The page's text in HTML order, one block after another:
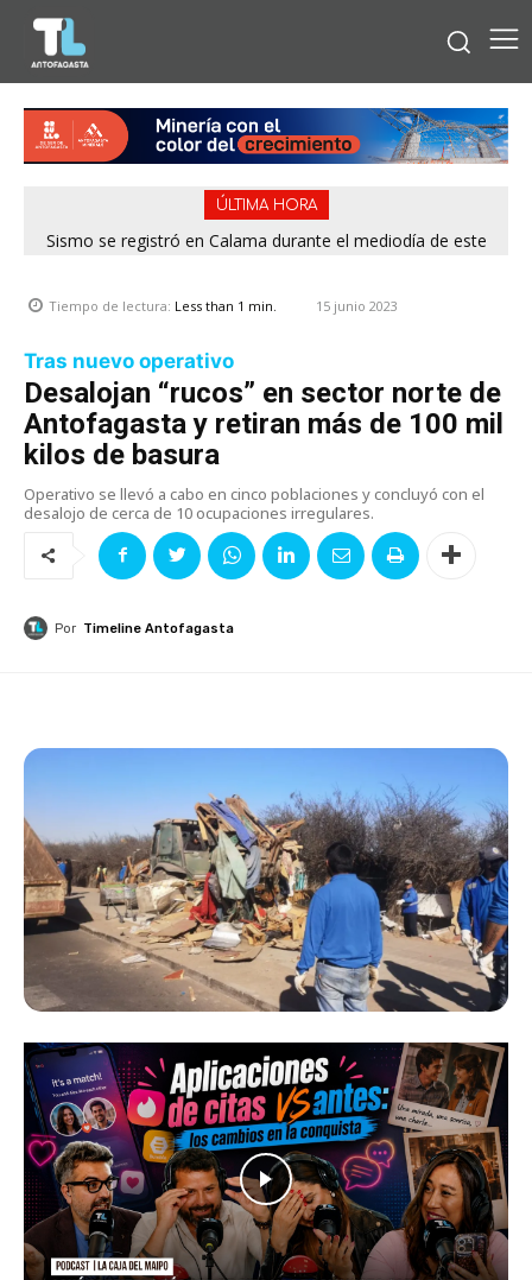
ÚLTIMA HORA
Sismo se registró en Calama durante el mediodía de este
Tiempo de lectura: Less than 1 min. 15 junio 2023
Tras nuevo operativo
Desalojan “rucos” en sector norte de
Antofagasta y retiran más de 100 mil
kilos de basura
Operativo se llevó a cabo en cinco poblaciones y concluyó con el
desalojo de cerca de 10 ocupaciones irregulares.
Por Timeline Antofagasta